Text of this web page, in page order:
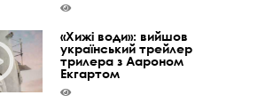
«Хижі води»: вийшов
український трейлер
трилера з Аароном
Екгартом